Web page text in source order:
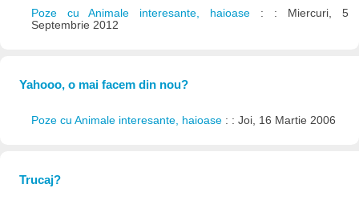
Poze cu Animale interesante, haioase : : Miercuri, 5
Septembrie 2012
Yahooo, o mai facem din nou?
Poze cu Animale interesante, haioase : : Joi, 16 Martie 2006
Trucaj?